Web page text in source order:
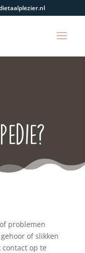
problemen
of slikken
op te